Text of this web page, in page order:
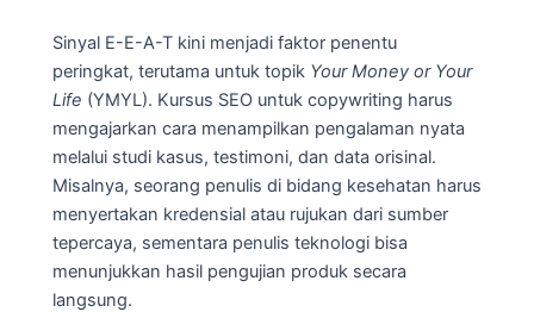
Sinyal E-E-A-T kini menjadi faktor penentu
peringkat, terutama untuk topik Your Money or Your
Life (YMYL). Kursus SEO untuk copywriting harus
mengajarkan cara menampilkan pengalaman nyata
melalui studi kasus, testimoni, dan data orisinal.
Misalnya, seorang penulis di bidang kesehatan harus
menyertakan kredensial atau rujukan dari sumber
tepercaya, sementara penulis teknologi bisa
menunjukkan hasil pengujian produk secara
langsung.